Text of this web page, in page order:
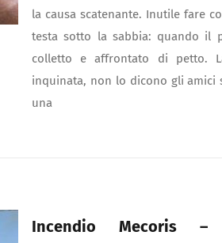
la causa scatenante. Inutile fare
testa sotto la sabbia: quando il
colletto e affrontato di petto.
inquinata, non lo dicono gli amici
una
Incendio Mecoris